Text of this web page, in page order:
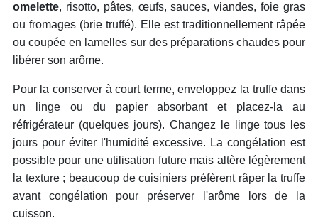
omelette, risotto, pâtes, œufs, sauces, viandes, foie gras
ou fromages (brie truffé). Elle est traditionnellement râpée
ou coupée en lamelles sur des préparations chaudes pour
libérer son arôme.
Pour la conserver à court terme, enveloppez la truffe dans
un linge ou du papier absorbant et placez-la au
réfrigérateur (quelques jours). Changez le linge tous les
jours pour éviter l'humidité excessive. La congélation est
possible pour une utilisation future mais altère légèrement
la texture ; beaucoup de cuisiniers préfèrent râper la truffe
avant congélation pour préserver l'arôme lors de la
cuisson.